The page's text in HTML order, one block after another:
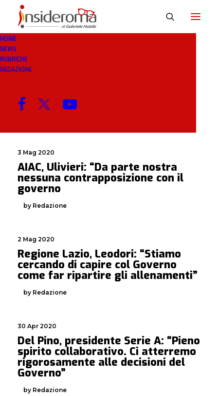
HOME
NEWS
RUBRICHE
REDAZIONE
GOVERNO
MENU
3 Mag 2020
AIAC, Ulivieri: “Da parte nostra
nessuna contrapposizione con il
governo
by Redazione
2 Mag 2020
Regione Lazio, Leodori: “Stiamo
cercando di capire col Governo
come far ripartire gli allenamenti”
by Redazione
30 Apr 2020
Del Pino, presidente Serie A: “Pieno
spirito collaborativo. Ci atterremo
rigorosamente alle decisioni del
Governo”
by Redazione